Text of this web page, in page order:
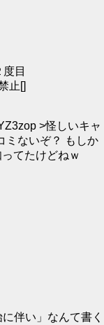
目
止[]
>怪しいキャ
ミないぞ？ もしか
てたけどねｗ
伴い」なんて書く